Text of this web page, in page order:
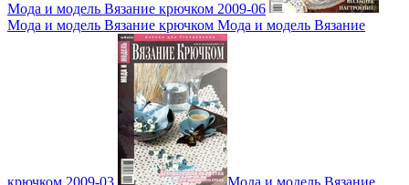
Мода и модель Вязание крючком 2009-06
Мода и модель Вязание крючком Мода и модель Вязание
крючком 2009-03
Мода и модель Вязание